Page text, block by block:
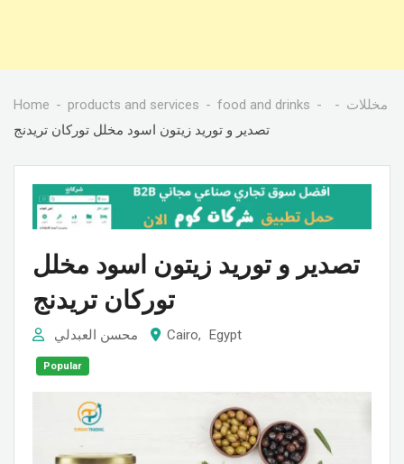
Home products and services food and drinks
مخللات
تصدير و توريد زيتون اسود مخلل توركان تريدنج
تصدير و توريد زيتون اسود مخلل
توركان تريدنج
Cairo, Egypt
Popular